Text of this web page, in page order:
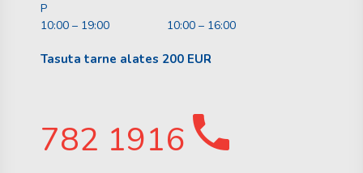
P
10:00 – 19:00
10:00 – 16:00
Tasuta tarne alates 200 EUR
782 1916